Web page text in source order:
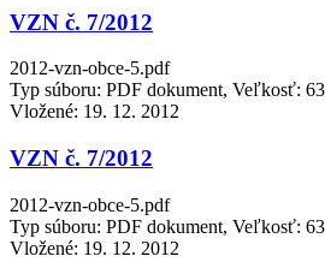
VZN č. 7/2012
2012-vzn-obce-5.pdf
Typ súboru: PDF dokument, Veľkosť:
Vložené: 19. 12. 2012
VZN č. 7/2012
2012-vzn-obce-5.pdf
Typ súboru: PDF dokument, Veľkosť:
Vložené: 19. 12. 2012